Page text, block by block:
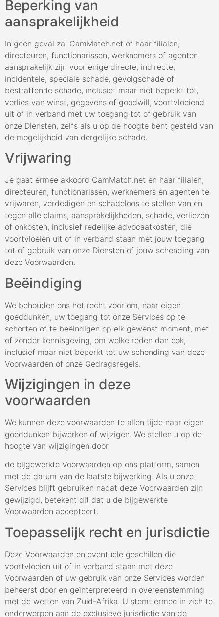
Beperking van
aansprakelijkheid
In geen geval zal CamMatch.net of haar filialen,
directeuren, functionarissen, werknemers of agenten
aansprakelijk zijn voor enige directe, indirecte,
incidentele, speciale schade, gevolgschade of
bestraffende schade, inclusief maar niet beperkt tot,
verlies van winst, gegevens of goodwill, voortvloeiend
uit of in verband met uw toegang tot of gebruik van
onze Diensten, zelfs als u op de hoogte bent gesteld van
de mogelijkheid van dergelijke schade.
Vrijwaring
Je gaat ermee akkoord CamMatch.net en haar filialen,
directeuren, functionarissen, werknemers en agenten te
vrijwaren, verdedigen en schadeloos te stellen van en
tegen alle claims, aansprakelijkheden, schade, verliezen
of onkosten, inclusief redelijke advocaatkosten, die
voortvloeien uit of in verband staan met jouw toegang
tot of gebruik van onze Diensten of jouw schending van
deze Voorwaarden.
Beëindiging
We behouden ons het recht voor om, naar eigen
goeddunken, uw toegang tot onze Services op te
schorten of te beëindigen op elk gewenst moment, met
of zonder kennisgeving, om welke reden dan ook,
inclusief maar niet beperkt tot uw schending van deze
Voorwaarden of onze Gedragsregels.
Wijzigingen in deze
voorwaarden
We kunnen deze voorwaarden te allen tijde naar eigen
goeddunken bijwerken of wijzigen. We stellen u op de
hoogte van wijzigingen door
de bijgewerkte Voorwaarden op ons platform, samen
met de datum van de laatste bijwerking. Als u onze
Services blijft gebruiken nadat deze Voorwaarden zijn
gewijzigd, betekent dit dat u de bijgewerkte
Voorwaarden accepteert.
Toepasselijk recht en jurisdictie
Deze Voorwaarden en eventuele geschillen die
voortvloeien uit of in verband staan met deze
Voorwaarden of uw gebruik van onze Services worden
beheerst door en geïnterpreteerd in overeenstemming
met de wetten van Zuid-Afrika. U stemt ermee in zich te
onderwerpen aan de exclusieve jurisdictie van de